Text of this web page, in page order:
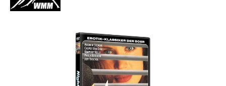
Bildergalerie überspringen